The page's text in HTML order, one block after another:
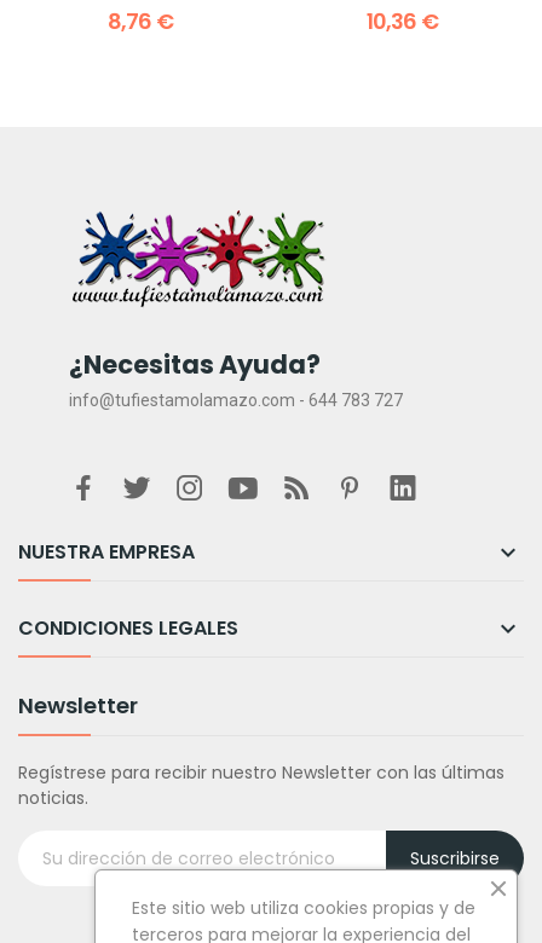
8,76 € 10,36 €
¿Necesitas Ayuda?
info@tufiestamolamazo.com - 644 783 727
NUESTRA EMPRESA 
CONDICIONES LEGALES 
Newsletter
Regístrese para recibir nuestro Newsletter con las últimas
noticias.
Suscribirse
Este sitio web utiliza cookies propias y de
terceros para mejorar la experiencia del